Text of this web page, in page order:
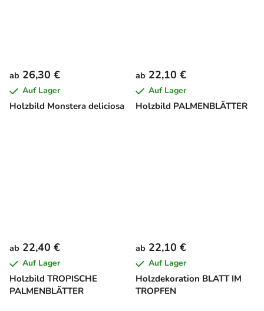
Holzbild Monstera deliciosa
ab 26,30 €
Auf Lager
Holzbild PALMENBLÄTTER
ab 22,10 €
Auf Lager
Holzbild TROPISCHE
PALMENBLÄTTER
ab 22,40 €
Auf Lager
Holzdekoration BLATT IM
TROPFEN
ab 22,10 €
Auf Lager